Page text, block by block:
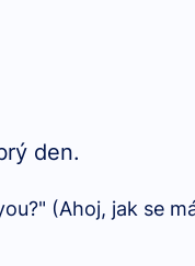
den.
(Ahoj, jak se